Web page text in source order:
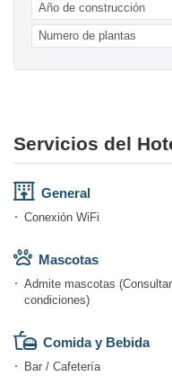
Año de construcción
Numero de plantas
Servicios del
General
Conexión WiFi
Mascotas
Admite mascotas (Consultar
condiciones)
Comida y Bebida
Bar / Cafetería